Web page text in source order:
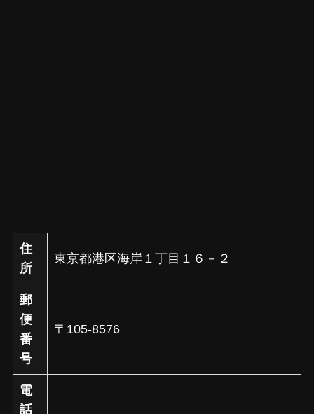
住
所
東京都港区海岸１丁目１６－２
郵
便
番
号
〒105-8576
電
話